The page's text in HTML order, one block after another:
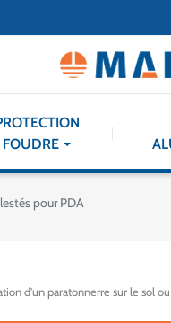
FOUDRE
pour PDA
d'un paratonnerre sur le sol